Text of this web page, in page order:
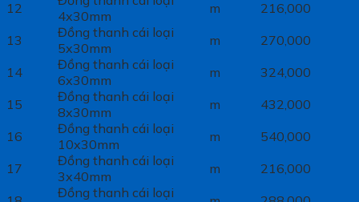
12
4x30mm
m
216,000
13
Đồng thanh cái loại
5x30mm
m
270,000
14
Đồng thanh cái loại
6x30mm
m
324,000
15
Đồng thanh cái loại
8x30mm
m
432,000
16
Đồng thanh cái loại
10x30mm
m
540,000
17
Đồng thanh cái loại
3x40mm
m
216,000
Đồng thanh cái loại